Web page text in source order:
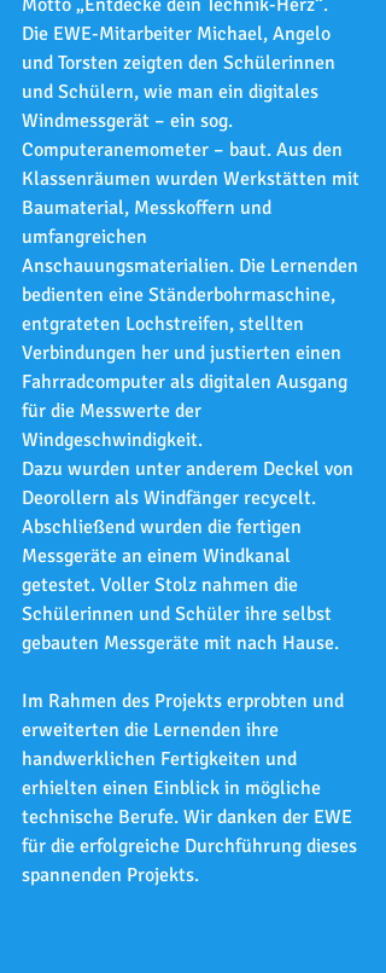
Motto „Entdecke dein Technik-Herz“.
Die EWE-Mitarbeiter Michael, Angelo
und Torsten zeigten den Schülerinnen
und Schülern, wie man ein digitales
Windmessgerät – ein sog.
Computeranemometer – baut. Aus den
Klassenräumen wurden Werkstätten mit
Baumaterial, Messkoffern und
umfangreichen
Anschauungsmaterialien. Die Lernenden
bedienten eine Ständerbohrmaschine,
entgrateten Lochstreifen, stellten
Verbindungen her und justierten einen
Fahrradcomputer als digitalen Ausgang
für die Messwerte der
Windgeschwindigkeit.
Dazu wurden unter anderem Deckel von
Deorollern als Windfänger recycelt.
Abschließend wurden die fertigen
Messgeräte an einem Windkanal
getestet. Voller Stolz nahmen die
Schülerinnen und Schüler ihre selbst
gebauten Messgeräte mit nach Hause.
Im Rahmen des Projekts erprobten und
erweiterten die Lernenden ihre
handwerklichen Fertigkeiten und
erhielten einen Einblick in mögliche
technische Berufe. Wir danken der EWE
für die erfolgreiche Durchführung dieses
spannenden Projekts.